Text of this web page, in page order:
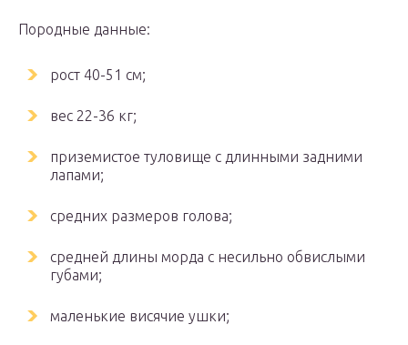
Породные данные:
рост 40-51 см;
вес 22-36 кг;
приземистое туловище с длинными задними
лапами;
средних размеров голова;
средней длины морда с несильно обвислыми
губами;
маленькие висячие ушки;